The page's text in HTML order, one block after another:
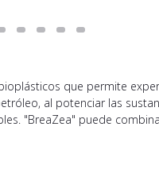
que permite
al potenciar las
"BreaZea" puede